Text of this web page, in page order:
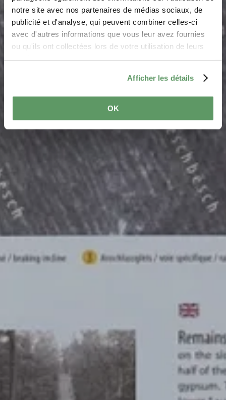
notre site avec nos partenaires de médias sociaux, de
publicité et d'analyse, qui peuvent combiner celles-ci
avec d'autres informations que vous leur avez fournies
ou qu'ils ont collectées lors de votre utilisation de leurs
Afficher les détails
OK
Waar? N 10 / Route d'Echternach, 6560 Hinkel